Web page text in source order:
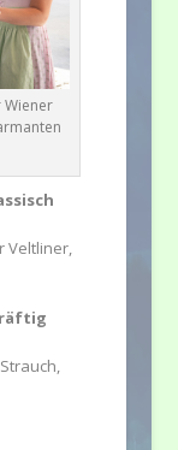
Wiener
Veltliner,